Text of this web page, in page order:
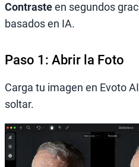
Contrasteen segundos
basados en IA.
Paso 1: Abrir la Foto
Carga tu imagen en Evoto
soltar.